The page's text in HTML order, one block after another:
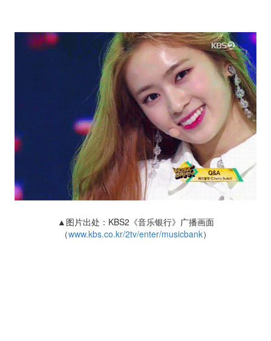
▲图片出处：KBS2《音乐银行》广播画面
（www.kbs.co.kr/2tv/enter/musicbank）